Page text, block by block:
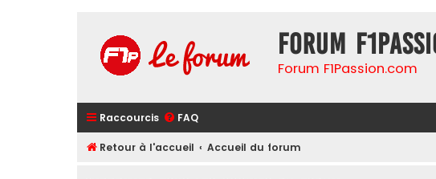
Forum
Forum F1Passion.com
Raccourcis FAQ
Retour à l'accueil Accueil du forum